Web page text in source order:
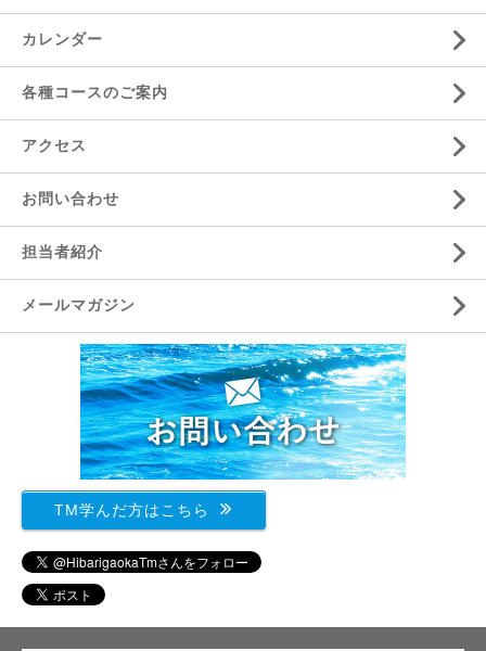
カレンダー
各種コースのご案内
アクセス
お問い合わせ
担当者紹介
メールマガジン
TM学んだ方はこちら